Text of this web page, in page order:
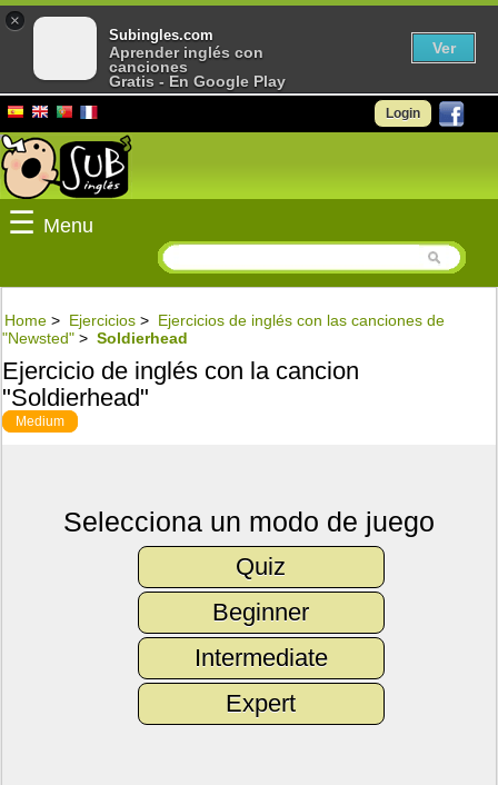
Login
☰ Menu
Home > Ejercicios > Ejercicios de inglés con las canciones de
"Newsted" > Soldierhead
Ejercicio de inglés con la cancion
"Soldierhead"
Medium
Selecciona un modo de juego
Quiz
Beginner
Intermediate
Expert
×
Subingles.com
Aprender inglés con
canciones
Gratis - En Google Play
Ver